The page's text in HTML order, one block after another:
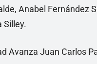
Anabel Fernández
Silley.